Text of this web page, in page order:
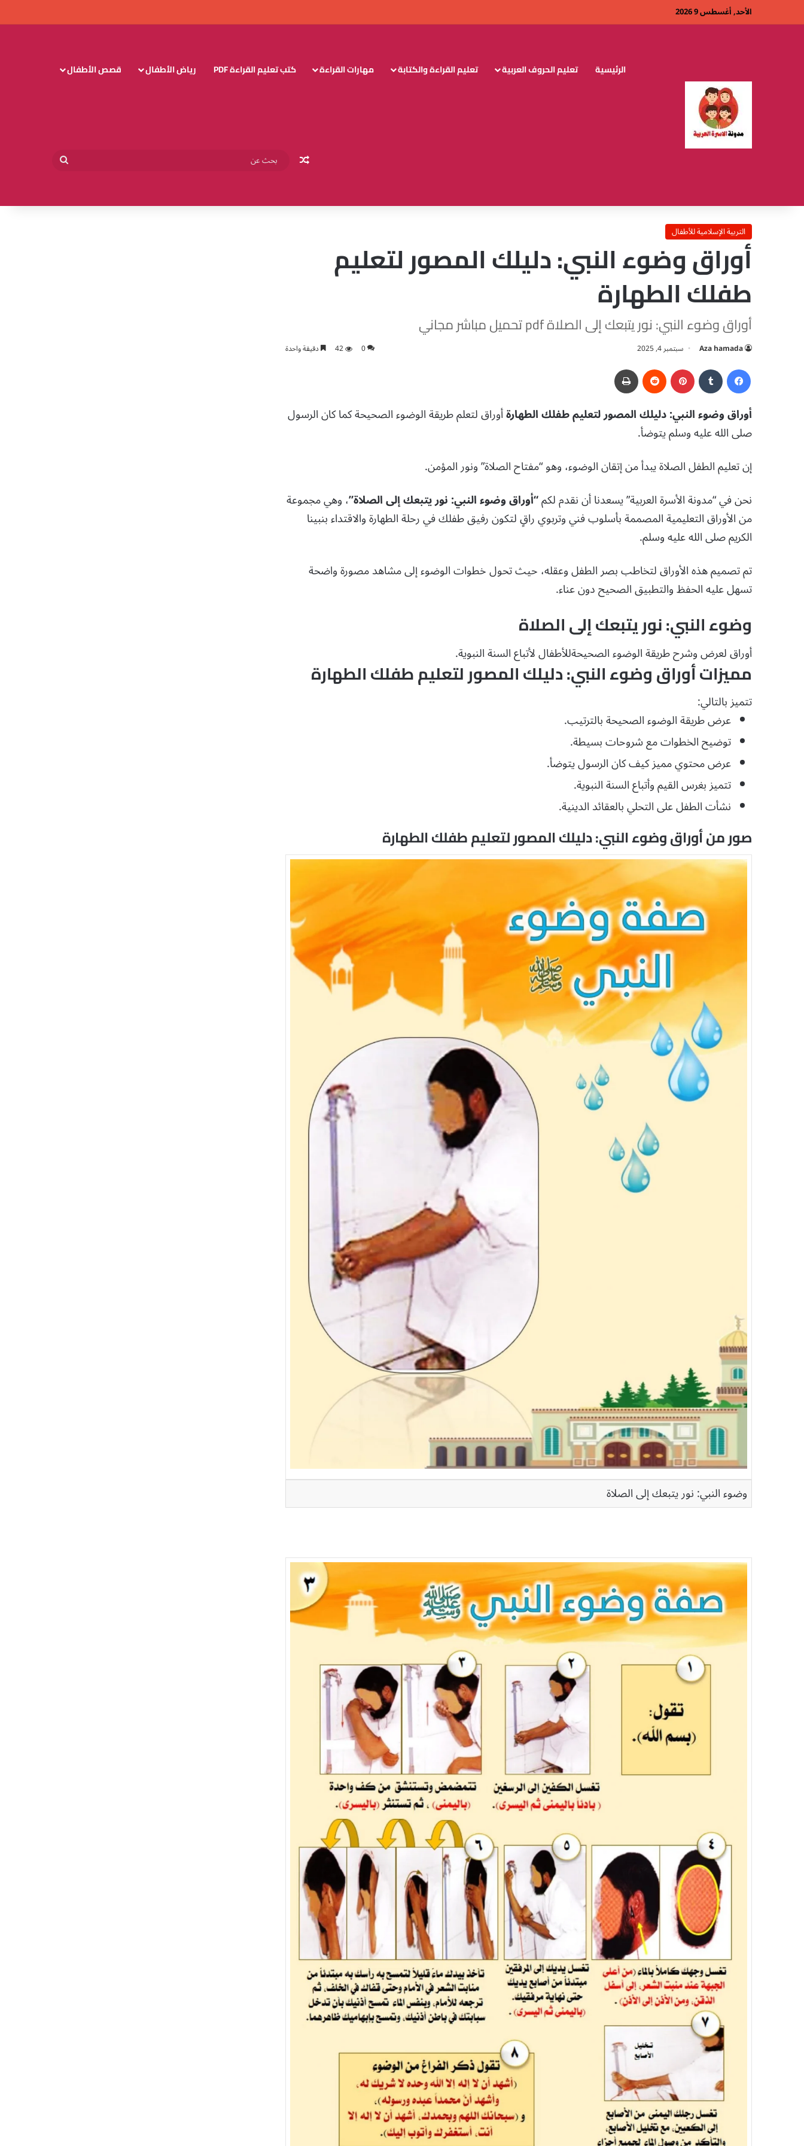
الأحد, أغسطس 9 2026
الرئيسية تعليم الحروف العربية تعليم القراءة والكتابة مهارات القراءة كتب تعليم القراءة PDF رياض الأطفال قصص الأطفال
مقال عشوائي
التربية الإسلامية للأطفال
أوراق وضوء النبي: دليلك المصور لتعليم
طفلك الطهارة
أوراق وضوء النبي: نور يتبعك إلى الصلاة pdf تحميل مباشر مجاني
Aza hamada سبتمبر 4, 2025 0
42 دقيقة واحدة
بينتيريست
أوراق وضوء النبي: دليلك المصور لتعليم طفلك الطهارةأوراق لتعلم طريقة الوضوء الصحيحة كما كان الرسول
صلى الله عليه وسلم يتوضأ.
إن تعليم الطفل الصلاة يبدأ من إتقان الوضوء، وهو “مفتاح الصلاة” ونور المؤمن.
نحن في “مدونة الأسرة العربية” يسعدنا أن نقدم لكم“أوراق وضوء النبي: نور يتبعك إلى الصلاة”، وهي مجموعة
من الأوراق التعليمية المصممة بأسلوب فني وتربوي راقٍ لتكون رفيق طفلك في رحلة الطهارة والاقتداء بنبينا
الكريم صلى الله عليه وسلم.
تم تصميم هذه الأوراق لتخاطب بصر الطفل وعقله، حيث تحول خطوات الوضوء إلى مشاهد مصورة واضحة
تسهل عليه الحفظ والتطبيق الصحيح دون عناء.
وضوء النبي: نور يتبعك إلى الصلاة
أوراق لعرض وشرح طريقة الوضوء الصحيحةللأطفال لأتباع السنة النبوية.
مميزات أوراق وضوء النبي: دليلك المصور لتعليم طفلك الطهارة
تتميز بالتالي:
عرض طريقة الوضوء الصحيحة بالترتيب.
توضيح الخطوات مع شروحات بسيطة.
عرض محتوي مميز كيف كان الرسول يتوضأ.
تتميز بغرس القيم وأتباع السنة النبوية.
نشأت الطفل على التحلي بالعقائد الدينية.
صور من أوراق وضوء النبي: دليلك المصور لتعليم طفلك الطهارة
وضوء النبي: نور يتبعك إلى الصلاة